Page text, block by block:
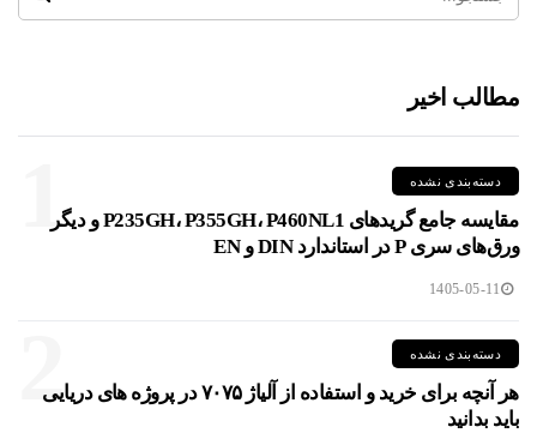
مطالب اخیر
1 دسته‌بندی نشده
مقایسه جامع گریدهای P235GH، P355GH، P460NL1 و دیگر
ورق‌های سری P در استاندارد DIN و EN
1405-05-11
2 دسته‌بندی نشده
هر آنچه برای خرید و استفاده از آلیاژ ۷۰۷۵ در پروژه های دریایی
باید بدانید